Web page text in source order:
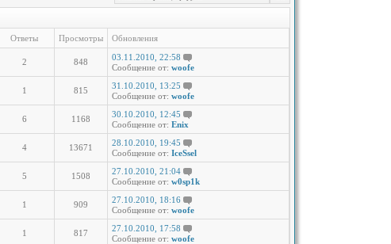
Ответы Просмотры Обновления
2 848
03.11.2010, 22:58
Сообщение от: woofe
1 815
31.10.2010, 13:25
Сообщение от: woofe
6 1168
30.10.2010, 12:45
Сообщение от: Enix
4 13671
28.10.2010, 19:45
Сообщение от: IceSsel
5 1508
27.10.2010, 21:04
Сообщение от: w0sp1k
1 909
27.10.2010, 18:16
Сообщение от: woofe
1 817
27.10.2010, 17:58
Сообщение от: woofe